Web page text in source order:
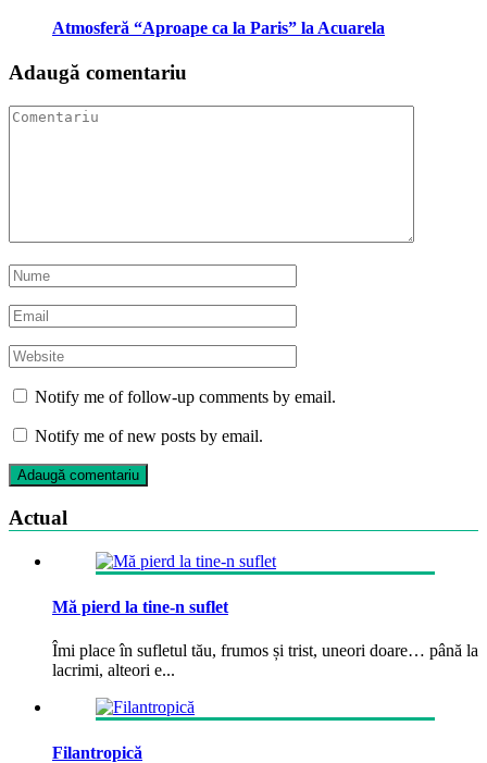
Atmosferă “Aproape ca la Paris” la Acuarela
Adaugă comentariu
Notify me of follow-up comments by email.
Notify me of new posts by email.
Actual
Mă pierd la tine-n suflet
Îmi place în sufletul tău, frumos și trist, uneori doare… până la
lacrimi, alteori e...
Filantropică